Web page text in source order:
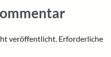
veröffentlicht. Erforderliche